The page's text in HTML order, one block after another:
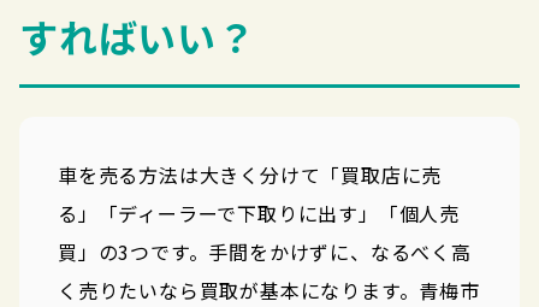
すればいい？
車を売る方法は大きく分けて「買取店に売
る」「ディーラーで下取りに出す」「個人売
買」の3つです。手間をかけずに、なるべく高
く売りたいなら買取が基本になります。青梅市